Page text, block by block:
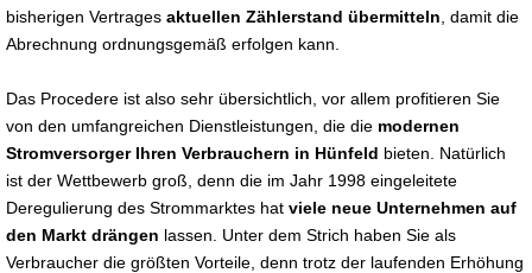
bisherigen Vertrages aktuellen Zählerstand übermitteln , damit die
Abrechnung ordnungsgemäß erfolgen kann.
Das Procedere ist also sehr übersichtlich, vor allem profitieren Sie
von den umfangreichen Dienstleistungen, die die modernen
Stromversorger Ihren Verbrauchern in Hünfeld bieten. Natürlich
ist der Wettbewerb groß, denn die im Jahr 1998 eingeleitete
Deregulierung des Strommarktes hat viele neue Unternehmen auf
den Markt drängen lassen. Unter dem Strich haben Sie als
Verbraucher die größten Vorteile, denn trotz der laufenden Erhöhung